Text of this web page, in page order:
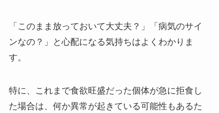
「このまま放っておいて大丈夫？」「病気のサイ
ンなの？」と心配になる気持ちはよくわかりま
す。
特に、これまで食欲旺盛だった個体が急に拒食し
た場合は、何か異常が起きている可能性もあるた